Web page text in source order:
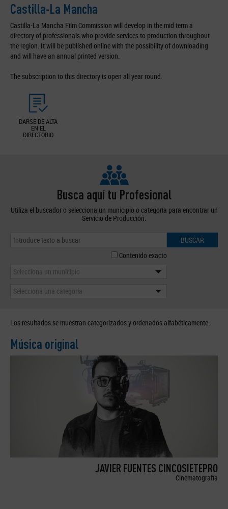
Castilla-La Mancha
Castilla-La Mancha Film Commission will develop in the mid term a
directory of professionals who provide services to production throughout
the region. It will be published online with the possibility of downloading
and will have an annual printed version.
The subscription to this directory is open all year round.
DARSE DE ALTA
EN EL
DIRECTORIO
Busca aquí tu Profesional
Utiliza el buscador o selecciona un municipio o categoría para encontrar un
Servicio de Producción.
BUSCAR
Contenido exacto
Selecciona un municipio
Selecciona una categoría
Los resultados se muestran categorizados y ordenados alfabéticamente.
Música original
JAVIER FUENTES CINCOSIETEPRO
Cinematografía